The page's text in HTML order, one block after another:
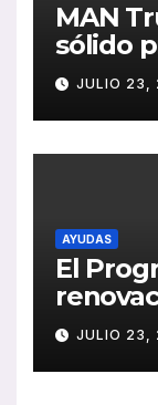
MAN
sólido
2026
ventas,
JULIO 23,
AYUDAS
El
ayudas
ligeros
JULIO 23,